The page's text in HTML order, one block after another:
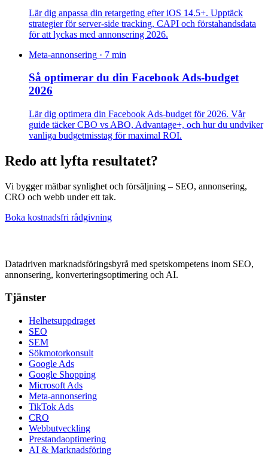
Lär dig anpassa din retargeting efter iOS 14.5+. Upptäck
strategier för server-side tracking, CAPI och förstahandsdata
för att lyckas med annonsering 2026.
Meta-annonsering · 7 min
Så optimerar du din Facebook Ads-budget
2026
Lär dig optimera din Facebook Ads-budget för 2026. Vår
guide täcker CBO vs ABO, Advantage+, och hur du undviker
vanliga budgetmisstag för maximal ROI.
Redo att lyfta resultatet?
Vi bygger mätbar synlighet och försäljning – SEO, annonsering,
CRO och webb under ett tak.
Boka kostnadsfri rådgivning
Datadriven marknadsföringsbyrå med spetskompetens inom SEO,
annonsering, konverteringsoptimering och AI.
Tjänster
Helhetsuppdraget
SEO
SEM
Sökmotorkonsult
Google Ads
Google Shopping
Microsoft Ads
Meta-annonsering
TikTok Ads
CRO
Webbutveckling
Prestandaoptimering
AI & Marknadsföring